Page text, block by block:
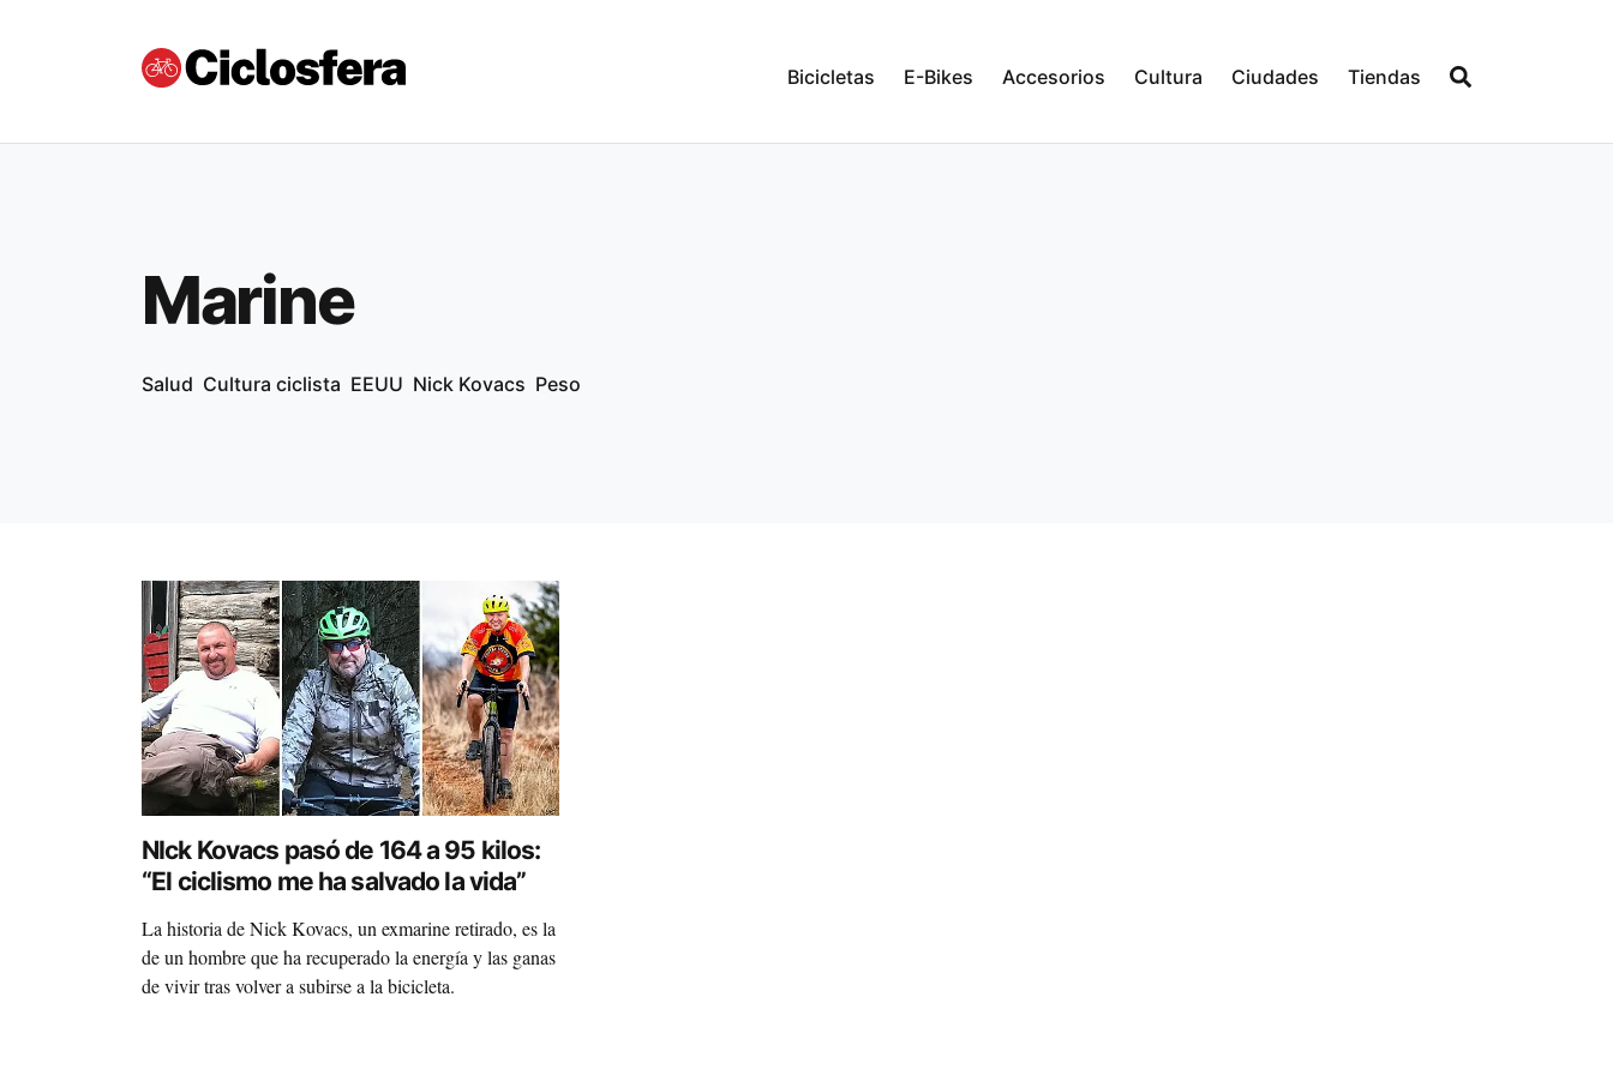
Bicicletas E-Bikes Accesorios Cultura Ciudades Tiendas
Marine
Salud Cultura ciclista EEUU Nick Kovacs Peso
NIck Kovacs pasó de 164 a 95 kilos:
“El ciclismo me ha salvado la vida”
La historia de Nick Kovacs, un exmarine retirado, es la
de un hombre que ha recuperado la energía y las ganas
de vivir tras volver a subirse a la bicicleta.